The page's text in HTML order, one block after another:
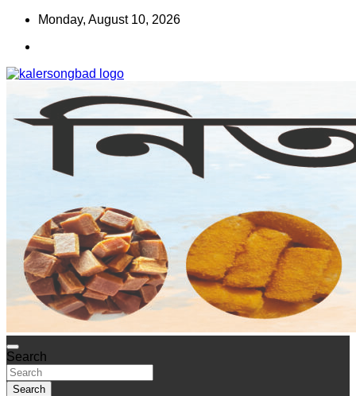
Skip
content
Monday, August 10, 2026
কালের সংবাদ
www.kalersongbad.com
Search
Search